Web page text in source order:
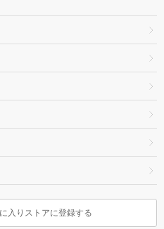
入りストアに登録する